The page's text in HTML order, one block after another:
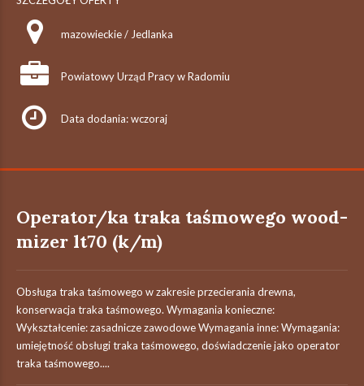
mazowieckie / Jedlanka
Powiatowy Urząd Pracy w Radomiu
Data dodania: wczoraj
Operator/ka traka taśmowego wood-
mizer lt70 (k/m)
Obsługa traka taśmowego w zakresie przecierania drewna,
konserwacja traka taśmowego. Wymagania konieczne:
Wykształcenie: zasadnicze zawodowe Wymagania inne: Wymagania:
umiejętność obsługi traka taśmowego, doświadczenie jako operator
traka taśmowego....